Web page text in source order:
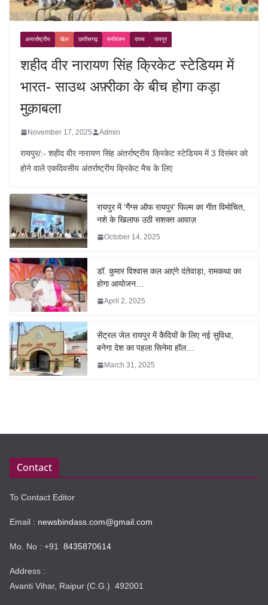
अन्तर्राष्ट्रीय खेल छत्तीसगढ़ मनोरंजन राज्य रायपुर
शहीद वीर नारायण सिंह क्रिकेट स्टेडियम में
भारत- साउथ अफ़्रीका के बीच होगा कड़ा
मुक़ाबला
November 17, 2025 Admin
रायपुर/:- शहीद वीर नारायण सिंह अंतर्राष्ट्रीय क्रिकेट स्टेडियम में 3 दिसंबर को
होने वाले एकदिवसीय अंतर्राष्ट्रीय क्रिकेट मैच के लिए
रायपुर में ‘गैंग्स ऑफ रायपुर’ फिल्म का गीत विमोचित,
नशे के खिलाफ उठी सशक्त आवाज़
October 14, 2025
डॉ. कुमार विश्वास कल आएंगे दंतेवाड़ा, रामकथा का
होगा आयोजन…
April 2, 2025
सेंट्रल जेल रायपुर में कैदियों के लिए नई सुविधा,
बनेगा देश का पहला सिनेमा हॉल…
March 31, 2025
Contact
To Contact Editor
Email : newsbindass.com@gmail.com
Mo. No : +91 8435870614
Address :
Avanti Vihar, Raipur (C.G.) 492001